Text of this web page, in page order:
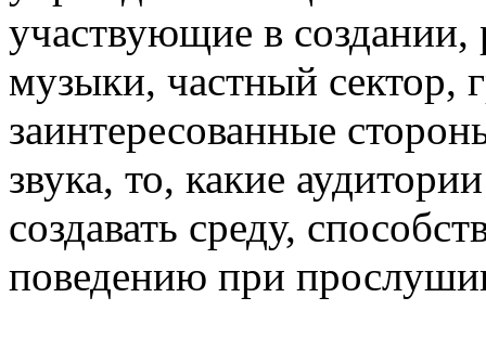
участвующие в создании,
музыки, частный сектор,
заинтересованные
звука, то, какие
создавать среду,
поведению при